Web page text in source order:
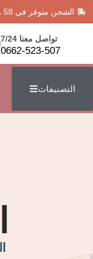
58 ولاية
0662-